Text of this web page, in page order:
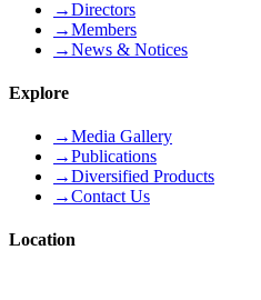
→Directors
→Members
→News & Notices
Explore
→Media Gallery
→Publications
→Diversified Products
→Contact Us
Location